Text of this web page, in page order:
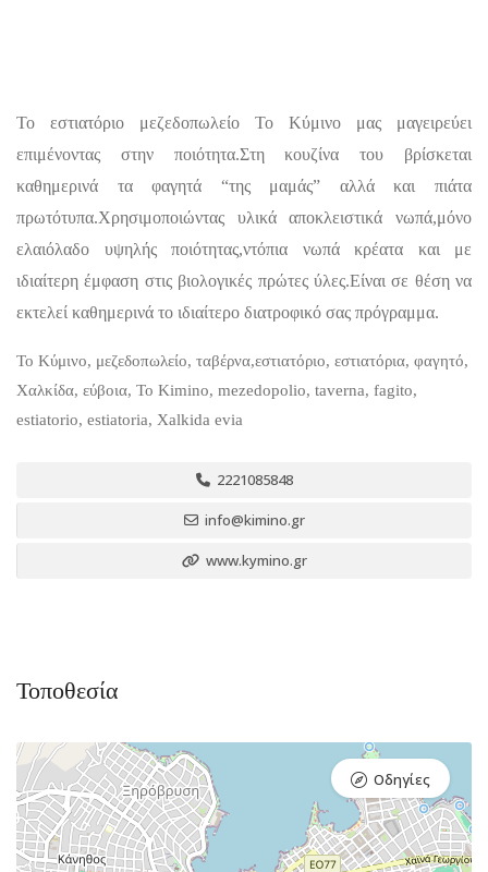
Το εστιατόριο μεζεδοπωλείο Το Κύμινο μας μαγειρεύει
επιμένοντας στην ποιότητα.Στη κουζίνα του βρίσκεται
καθημερινά τα φαγητά “της μαμάς” αλλά και πιάτα
πρωτότυπα.Χρησιμοποιώντας υλικά αποκλειστικά νωπά,μόνο
ελαιόλαδο υψηλής ποιότητας,ντόπια νωπά κρέατα και με
ιδιαίτερη έμφαση στις βιολογικές πρώτες ύλες.Είναι σε θέση να
εκτελεί καθημερινά το ιδιαίτερο διατροφικό σας πρόγραμμα.
Το Κύμινο, μεζεδοπωλείο, ταβέρνα,εστιατόριο, εστιατόρια, φαγητό,
Χαλκίδα, εύβοια, To Kimino, mezedopolio, taverna, fagito,
estiatorio, estiatoria, Xalkida evia
2221085848
info@kimino.gr
www.kymino.gr
Τοποθεσία
Οδηγίες